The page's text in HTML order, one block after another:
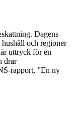
Dagens
och regioner
uttryck för en
drar
rapport, ”En ny